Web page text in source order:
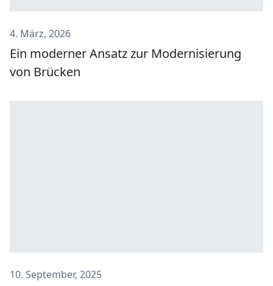
4. März, 2026
Ein moderner Ansatz zur Modernisierung
von Brücken
10. September, 2025